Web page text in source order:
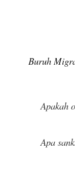
Buruh
Apakah
Apa